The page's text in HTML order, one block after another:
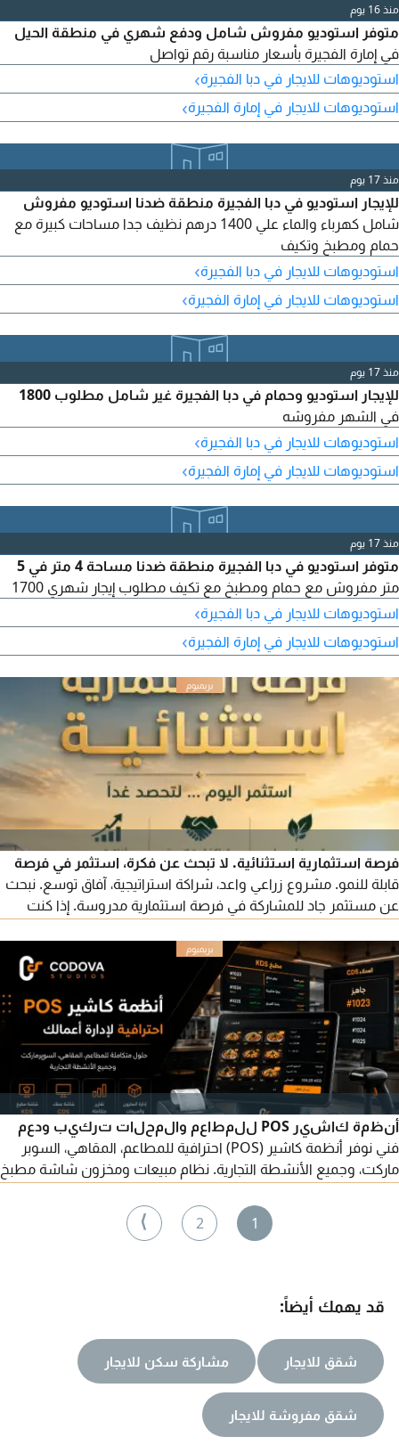
منذ 16 يوم
متوفر استوديو مفروش شامل ودفع شهري في منطقة الحيل
في إمارة الفجيرة بأسعار مناسبة رقم تواصل
استوديوهات للايجار في دبا الفجيرة›
استوديوهات للايجار في إمارة الفجيرة›
منذ 17 يوم
للإيجار استوديو في دبا الفجيرة منطقة ضدنا استوديو مفروش
شامل كهرباء والماء علي 1400 درهم نظيف جدا مساحات كبيرة مع
حمام ومطبخ وتكيف
استوديوهات للايجار في دبا الفجيرة›
استوديوهات للايجار في إمارة الفجيرة›
منذ 17 يوم
للإيجار استوديو وحمام في دبا الفجيرة غير شامل مطلوب 1800
في الشهر مفروشه
استوديوهات للايجار في دبا الفجيرة›
استوديوهات للايجار في إمارة الفجيرة›
منذ 17 يوم
متوفر استوديو في دبا الفجيرة منطقة ضدنا مساحة 4 متر في 5
متر مفروش مع حمام ومطبخ مع تكيف مطلوب إيجار شهري 1700
استوديوهات للايجار في دبا الفجيرة›
استوديوهات للايجار في إمارة الفجيرة›
فرصة استثمارية استثنائية. لا تبحث عن فكرة، استثمر في فرصة
قابلة للنمو. مشروع زراعي واعد، شراكة استراتيجية، آفاق توسع. نبحث
عن مستثمر جاد للمشاركة في فرصة استثمارية مدروسة. إذا كنت
الجادين.
أنظمة كاشير POS للمطاعم والمحلات تركيب ودعم
فني نوفر أنظمة كاشير (POS) احترافية للمطاعم، المقاهي، السوبر
ماركت، وجميع الأنشطة التجارية. نظام مبيعات ومخزون شاشة مطبخ
تركيب ودعم فني سريع أسعار منافسة وحلول مخصصة حسب
احتياجات نشاطك. تواصل معنا الآن للحصول على عرض سعر
1
2
⟩
قد يهمك أيضاً:
شقق للايجار مشاركة سكن للايجار
شقق مفروشة للايجار